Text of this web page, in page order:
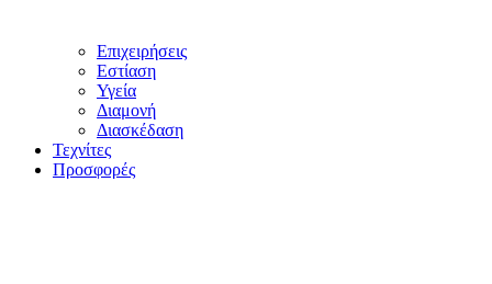
Επιχειρήσεις
Εστίαση
Υγεία
Διαμονή
Διασκέδαση
Τεχνίτες
Προσφορές